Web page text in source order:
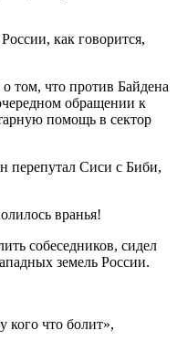
как говорится,
том, что против Байдена
обращении к
помощь в сектор
перепутал Сиси с Биби,
вранья!
собеседников, сидел
земель России.
кого что болит»,